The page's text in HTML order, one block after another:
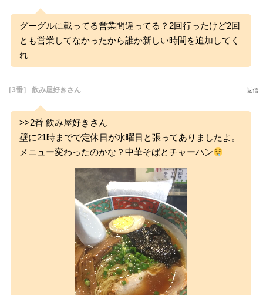
グーグルに載ってる営業間違ってる？2回行ったけど2回
とも営業してなかったから誰か新しい時間を追加してく
れ
［3番］ 飲み屋好きさん 返信
>>2番 飲み屋好きさん
壁に21時までで定休日が水曜日と張ってありましたよ。
メニュー変わったのかな？中華そばとチャーハン